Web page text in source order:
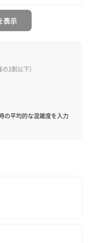
表示
3割以下）
の平均的な混雑度を入力